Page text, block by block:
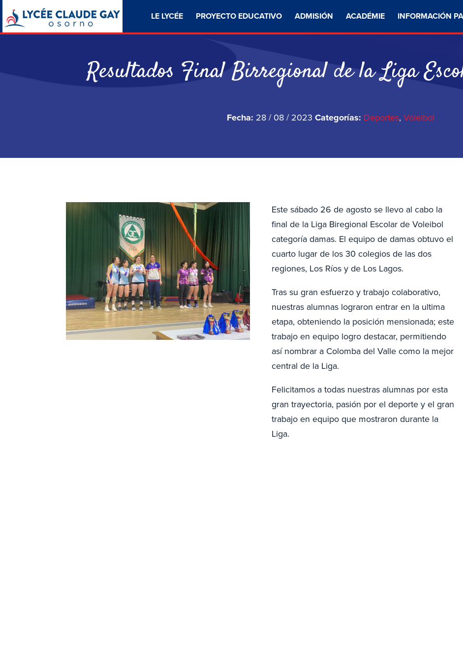
LE LYCÉE PROYECTO EDUCATIVO ADMISIÓN ACADÉMIE INFORMACIÓN
Resultados Final Birregional de la Liga
Fecha: 28 / 08 / 2023 Categorías: Deportes, Voleibol
Este sábado 26 de agosto se llevo al cabo la
final de la Liga Biregional Escolar de Voleibol
categoría damas. El equipo de damas obtuvo el
cuarto lugar de los 30 colegios de las dos
regiones, Los Ríos y de Los Lagos.
Tras su gran esfuerzo y trabajo colaborativo,
nuestras alumnas lograron entrar en la ultima
etapa, obteniendo la posición mensionada; este
trabajo en equipo logro destacar, permitiendo
así nombrar a Colomba del Valle como la mejor
central de la Liga.
Felicitamos a todas nuestras alumnas por esta
gran trayectoria, pasión por el deporte y el gran
trabajo en equipo que mostraron durante la
Liga.